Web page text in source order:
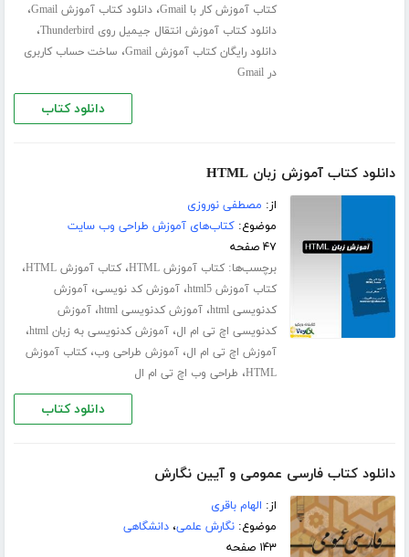
کتاب آموزش کار با Gmail ،دانلود کتاب آموزش Gmail ،
دانلود کتاب آموزش انتقال جیمیل روی Thunderbird ،
دانلود رایگان کتاب آموزش Gmail ، ساخت حساب کاربری
در Gmail
دانلود کتاب
دانلود کتاب آموزش زبان HTML
از: مصطفی نوروزی
موضوع:کتاب‌های آموزش طراحی وب سایت
۴۷ صفحه
برچسب‌ها:کتاب آموزش HTML ،کتاب آموزش HTML ،
کتاب آموزش html5 ،آموزش کد نویسی،آموزش
کدنویسی html
،آموزش کدنویسی html ،آموزش
کدنویسی اچ تی ام ال،آموزش کدنویسی به زبان html ،
آموزش اچ تی ام ال،آموزش طراحی وب،کتاب آموزش
HTML، طراحی وب اچ تی ام ال
دانلود کتاب
دانلود کتاب فارسی عمومی و آیین نگارش
از: الهام باقری
موضوع:نگارش علمی،دانشگاهی
۱۴۳ صفحه